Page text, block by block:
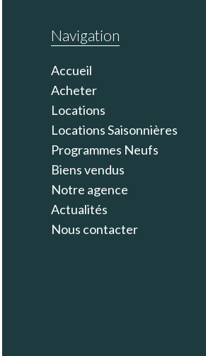
Navigation
Accueil
Acheter
Locations
Locations Saisonnières
Programmes Neufs
Biens vendus
Notre agence
Actualités
Nous contacter